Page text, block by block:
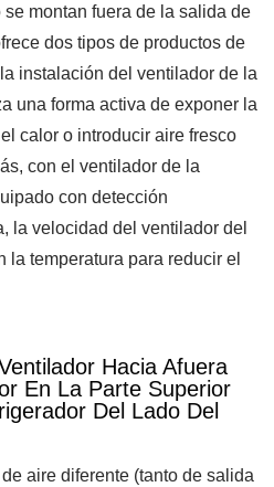
montan fuera de la salida de
dos tipos de productos de
instalación del ventilador de la
una forma activa de exponer la
calor o introducir aire fresco
con el ventilador de la
con detección
la velocidad del ventilador del
la temperatura para reducir el
Hacia Afuera
En La Parte Superior
Del Lado Del
aire diferente (tanto de salida